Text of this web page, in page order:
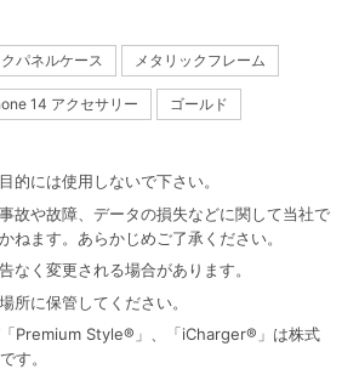
パネルケース メタリックフレーム
14 アクセサリー ゴールド
的には使用しないで下さい。
故や故障、データの損失などに関して当社で
ねます。あらかじめご了承ください。
なく変更される場合があります。
所に保管してください。
Premium Style®」、「iCharger®」は株式
す。